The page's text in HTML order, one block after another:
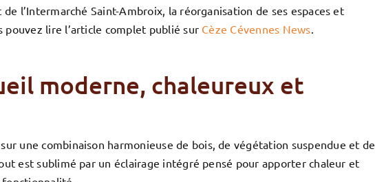
l’Intermarché Saint-Ambroix, la réorganisation de ses espaces et
pouvez lire l’article complet publié sur Cèze Cévennes News
moderne, chaleureux et
une combinaison harmonieuse de bois, de végétation suspendue et de
est sublimé par un éclairage intégré pensé pour apporter chaleur et